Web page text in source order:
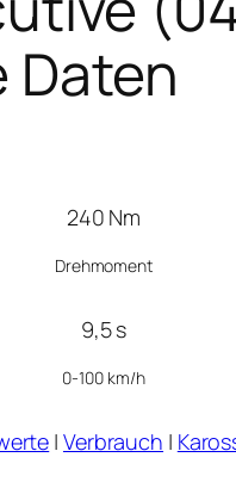
Daten
240 Nm
Drehmoment
9,5 s
0-100 km/h
| Verbrauch |